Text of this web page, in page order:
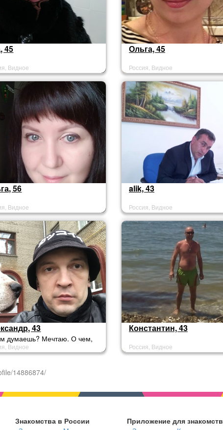
45
Видное
Ольга, 45
Россия, Видное
56
Видное
alik, 43
Россия, Видное
43
думаешь? Мечтаю. О чем,
Так купи, не могу.
Видишь кто сидит на
это жаба))
Видное
Константин, 43
Россия, Видное
14886874/
Знакомства в России
Приложение для знакомств